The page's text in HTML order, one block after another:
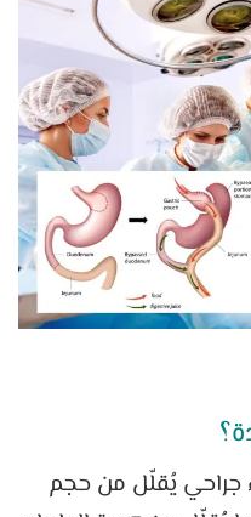
جراحي يُقلّل من حجم